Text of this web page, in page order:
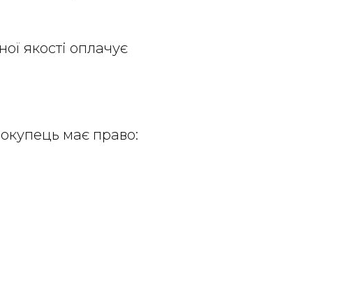
якості оплачує
має право: